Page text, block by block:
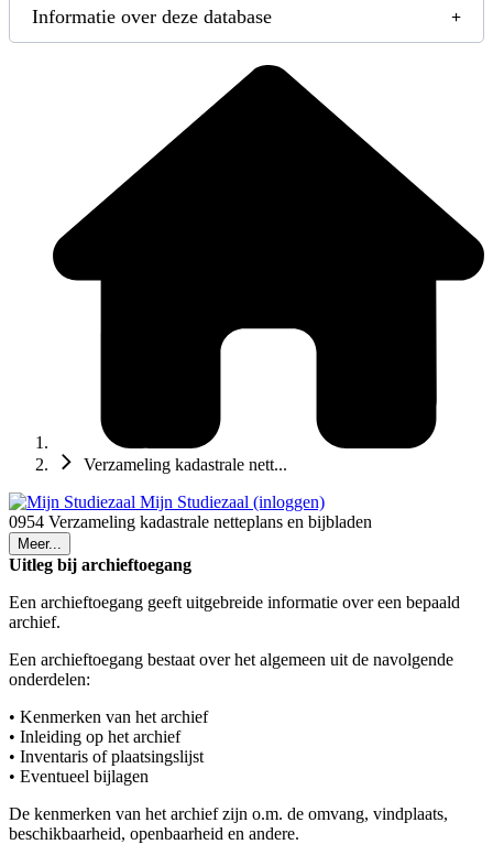
Informatie over deze database
Verzameling kadastrale nett...
Mijn Studiezaal (inloggen)
0954 Verzameling kadastrale netteplans en bijbladen
Meer...
Uitleg bij archieftoegang
Een archieftoegang geeft uitgebreide informatie over een bepaald
archief.
Een archieftoegang bestaat over het algemeen uit de navolgende
onderdelen:
• Kenmerken van het archief
• Inleiding op het archief
• Inventaris of plaatsingslijst
• Eventueel bijlagen
De kenmerken van het archief zijn o.m. de omvang, vindplaats,
beschikbaarheid, openbaarheid en andere.